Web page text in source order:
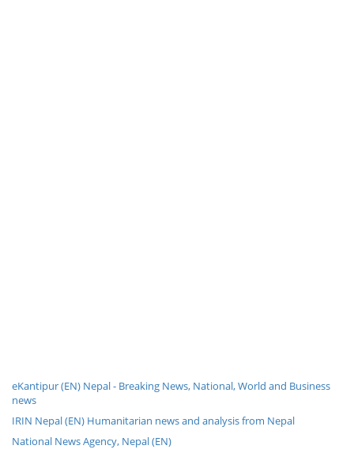
eKantipur (EN) Nepal - Breaking News, National, World and Business
news
IRIN Nepal (EN) Humanitarian news and analysis from Nepal
National News Agency, Nepal (EN)